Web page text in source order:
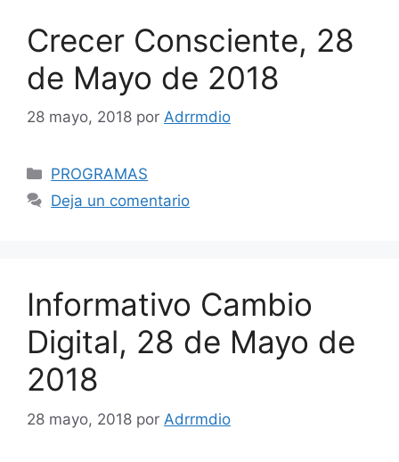
Crecer Consciente, 28
de Mayo de 2018
28 mayo, 2018 por Adrrmdio
Categorías
PROGRAMAS
Deja un comentario
Informativo Cambio
Digital, 28 de Mayo de
2018
28 mayo, 2018 por Adrrmdio